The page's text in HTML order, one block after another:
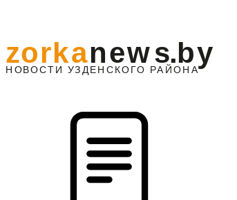
НО ВОСТИ УЗДЕНС КО ГО РАЙОНА
zorkanews.by